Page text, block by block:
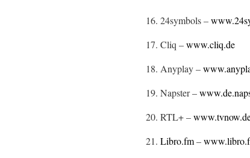
16. 24symbols –
17. Cliq –www.cliq.de
18. Anyplay –
19. Napster –
20. RTL+ –
21.Libro.fm–